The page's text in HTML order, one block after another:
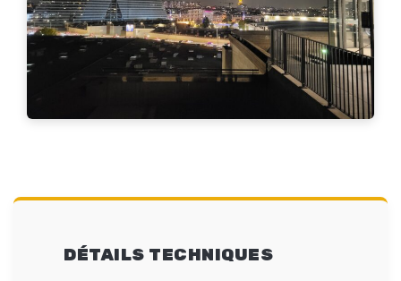
DÉTAILS TECHNIQUES